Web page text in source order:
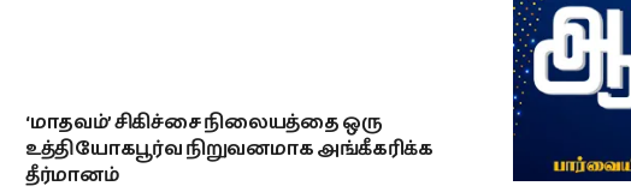
‘மாதவம்’ சிகிச்சை நிலையத்தை ஒரு
உத்தியோகபூர்வ நிறுவனமாக அங்கீகரிக்க
தீர்மானம்